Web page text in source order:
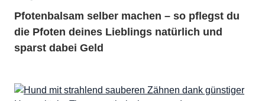
Pfotenbalsam selber machen – so pflegst du
die Pfoten deines Lieblings natürlich und
sparst dabei Geld